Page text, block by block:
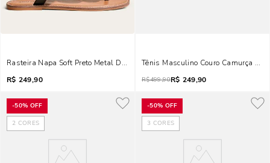
Rasteira Napa Soft Preto Metal Dourado
R$ 249,90
Tênis Masculino Couro Camurça
R$499,90R$ 249,90
-50% OFF
2 CORES
-50% OFF
3 CORES